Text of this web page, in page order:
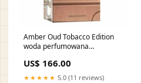
Amber Oud Tobacco Edition
woda perfumowana
US$ 166.00
★★★★★ 5.0 (11 reviews)